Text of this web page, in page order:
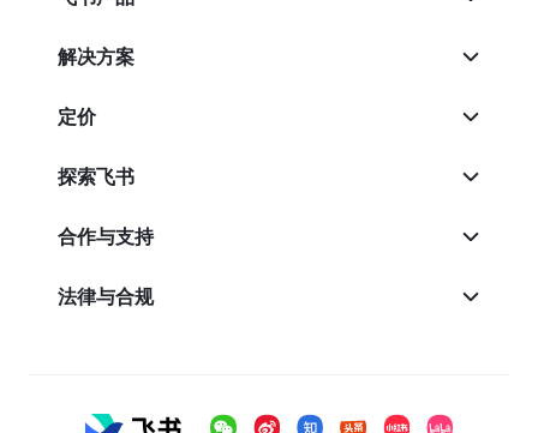
解决方案
定价
探索飞书
合作与支持
法律与合规